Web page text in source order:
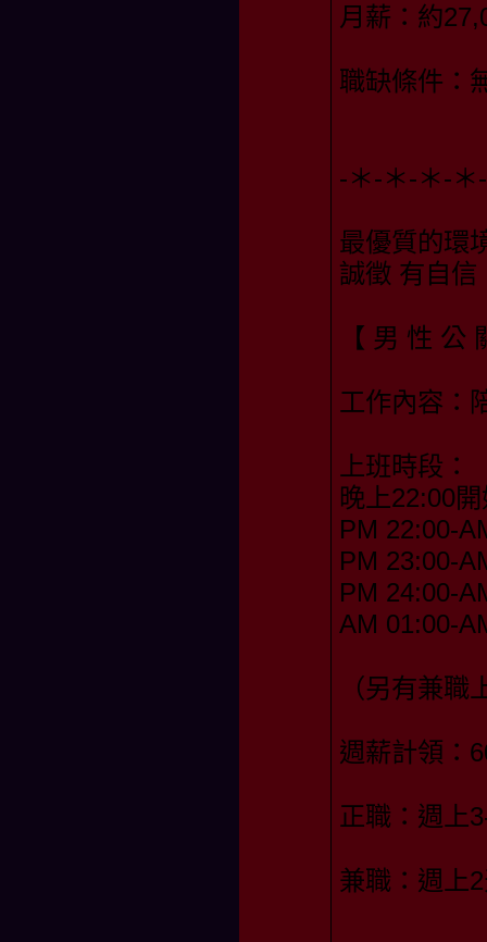
月薪：約
職缺條件：
-＊-＊-＊-
最優質的環
誠徵 有自
【 男 性 公
工作內容：
上班時段：
晚上22:00
PM 22:00-
PM 23:00-
PM 24:00-
AM 01:00-
（另有兼職
週薪計領：
正職：週上
兼職：週上